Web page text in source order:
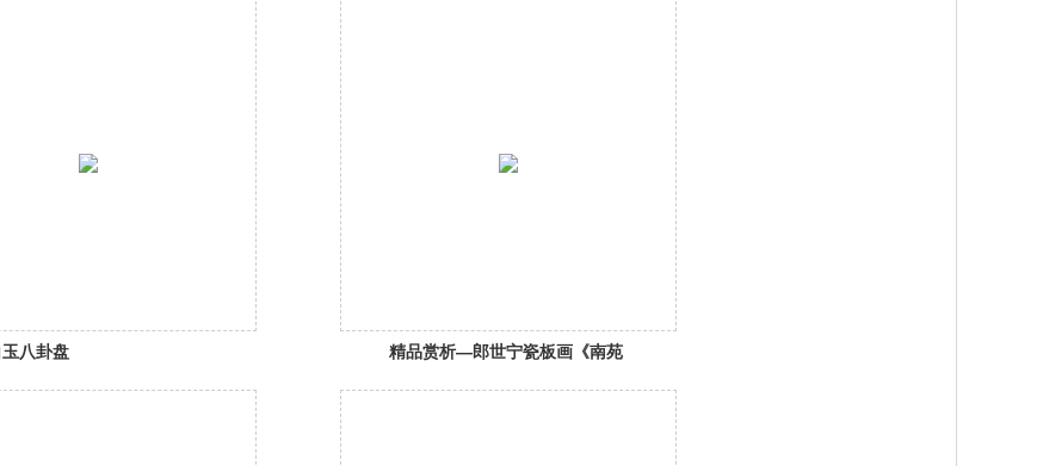
八卦盘
精品赏析—郎世宁瓷板画《南苑